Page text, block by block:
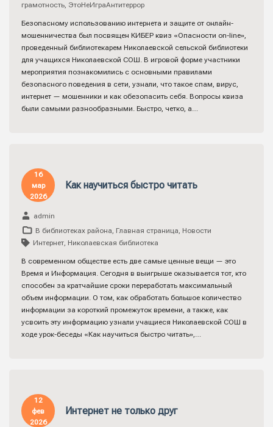
грамотность, ЭтоНеИграАнтитеррор
Безопасному использованию интернета и защите от онлайн-
мошенничества был посвящен КИБЕР квиз «Опасности on-line»,
проведенный библиотекарем Николаевской сельской библиотеки
для учащихся Николаевской СОШ. В игровой форме участники
мероприятия познакомились с основными правилами
безопасного поведения в сети, узнали, что такое спам, вирус,
интернет — мошенники и как обезопасить себя. Вопросы квиза
были самыми разнообразными. Быстро, четко, а…
16
мар
2026
Как научиться быстро читать
admin
В библиотеках района, Главная страница, Новости
Интернет, Николаевская библиотека
В современном обществе есть две самые ценные вещи — это
Время и Информация. Сегодня в выигрыше оказывается тот, кто
способен за кратчайшие сроки переработать максимальный
объем информации. О том, как обработать большое количество
информации за короткий промежуток времени, а также, как
усвоить эту информацию узнали учащиеся Николаевской СОШ в
ходе урок-беседы «Как научиться быстро читать»,…
12
фев
2026
Интернет не только друг